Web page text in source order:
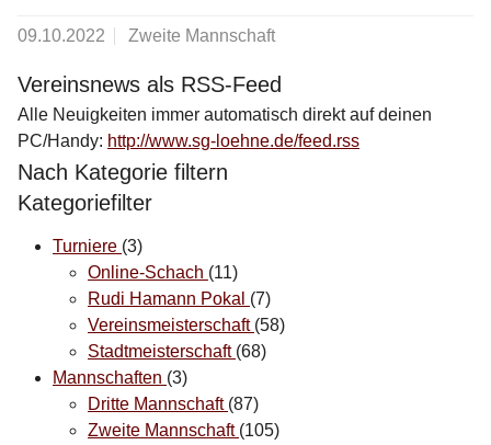
09.10.2022 Zweite Mannschaft
Vereinsnews als RSS-Feed
Alle Neuigkeiten immer automatisch direkt auf deinen
PC/Handy: http://www.sg-loehne.de/feed.rss
Nach Kategorie filtern
Kategoriefilter
Turniere (3)
Online-Schach (11)
Rudi Hamann Pokal (7)
Vereinsmeisterschaft (58)
Stadtmeisterschaft (68)
Mannschaften (3)
Dritte Mannschaft (87)
Zweite Mannschaft (105)